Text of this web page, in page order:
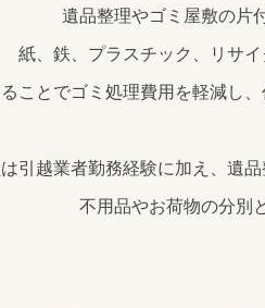
遺品整理やゴミ屋敷の片
紙、鉄、プラスチック、リサ
ことでゴミ処理費用を軽減し
引越業者勤務経験に加え、遺
不用品やお荷物の分別